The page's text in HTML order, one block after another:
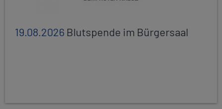
19.08.2026 Blutspende im Bürgersaal